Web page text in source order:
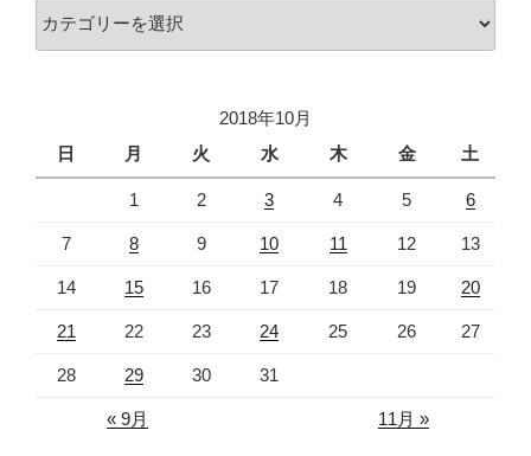
テ
2018年10月
日
月 火 水 木 金 土
1 2 3 4 5 6
7 8 9 10 11 12 13
14 15 16 17 18 19 20
21 22 23 24 25 26 27
28 29 30 31
« 9月 11月 »